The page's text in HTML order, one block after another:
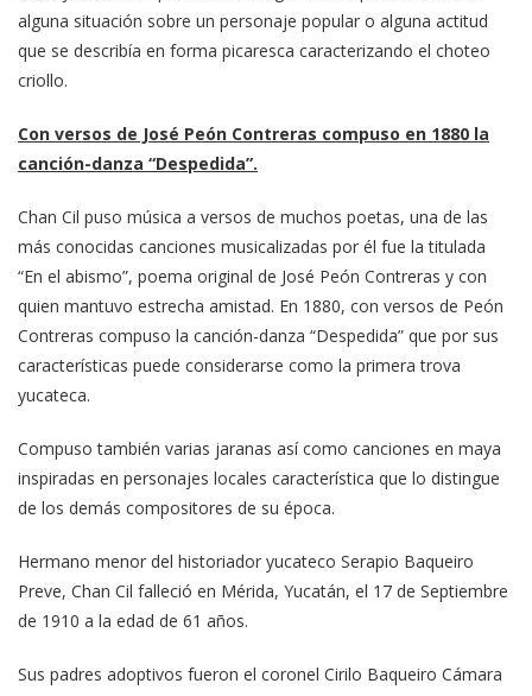
alguna situación sobre un personaje popular o alguna actitud
que se describía en forma picaresca caracterizando el choteo
criollo.
Con versos de José Peón Contreras compuso en 1880 la
canción-danza “Despedida”.
Chan Cil puso música a versos de muchos poetas, una de las
más conocidas canciones musicalizadas por él fue la titulada
“En el abismo”, poema original de José Peón Contreras y con
quien mantuvo estrecha amistad. En 1880, con versos de Peón
Contreras compuso la canción-danza “Despedida” que por sus
características puede considerarse como la primera trova
yucateca.
Compuso también varias jaranas así como canciones en maya
inspiradas en personajes locales característica que lo distingue
de los demás compositores de su época.
Hermano menor del historiador yucateco Serapio Baqueiro
Preve, Chan Cil falleció en Mérida, Yucatán, el 17 de Septiembre
de 1910 a la edad de 61 años.
Sus padres adoptivos fueron el coronel Cirilo Baqueiro Cámara